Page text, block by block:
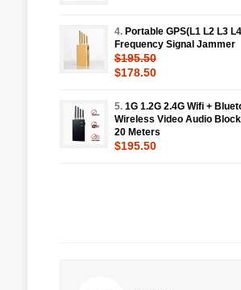
4. Portable GPS(L1 L2 L3 L4
Frequency Signal Jammer
$195.50
$178.50
5. 1G 1.2G 2.4G Wifi +
Wireless Video Audio
20 Meters
$195.50